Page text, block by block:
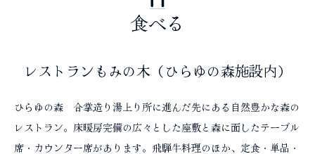
食べる
レストランもみの木（ひらゆの森施設内）
ひらゆの森 合掌造り湯上り所に進んだ先にある自然豊かな森の
レストラン。床暖房完備の広々とした座敷と森に面したテーブル
席・カウンター席があります。飛騨牛料理のほか、定食・単品・